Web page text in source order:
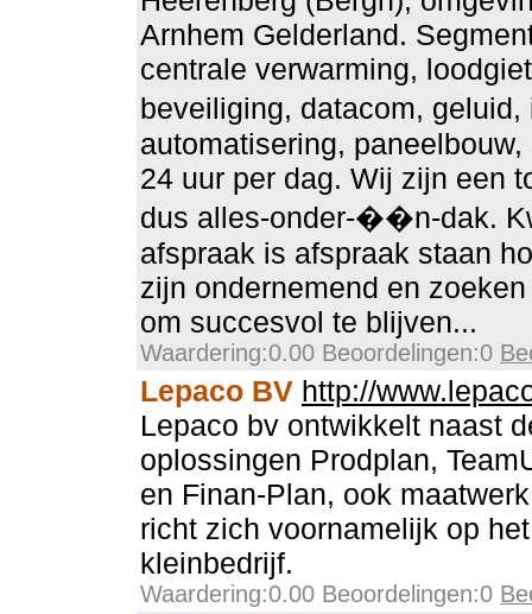
Arnhem Gelderland.
centrale verwarming,
beveiliging, datacom,
automatisering,
24 uur per dag. Wij zijn een
dus alles-onder-��n-dak.
afspraak is afspraak staan
zijn ondernemend en
om succesvol te blijven...
Waardering:0.00 Beoordelingen:0
Lepaco BV http://
Lepaco bv ontwikkelt naast
oplossingen Prodplan,
en Finan-Plan, ook
richt zich voornamelijk op
kleinbedrijf.
Waardering:0.00 Beoordelingen:0